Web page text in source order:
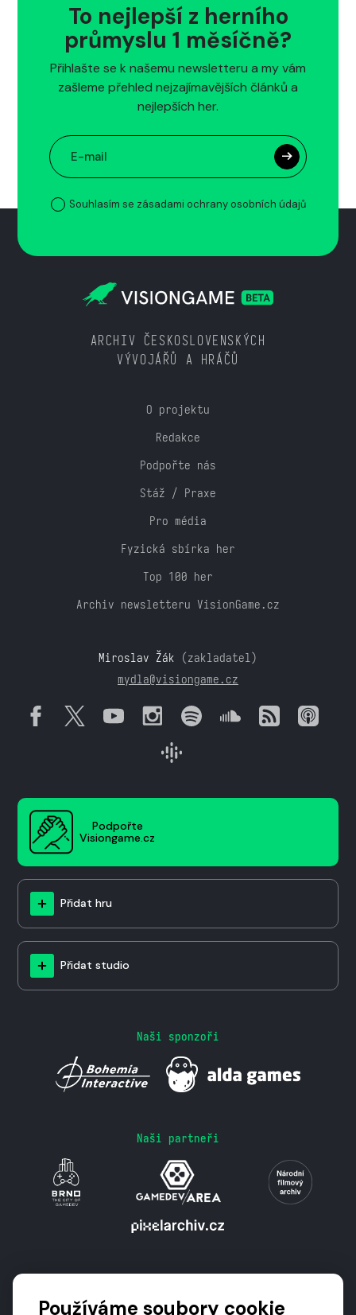
To nejlepší z herního
průmyslu 1 měsíčně?
Přihlašte se k našemu newsletteru a my vám
zašleme přehled nejzajímavějších článků a
nejlepších her.
Souhlasím se zásadami ochrany osobních údajů
ARCHIV ČESKOSLOVENSKÝCH
VÝVOJÁŘŮ A HRÁČŮ
O projektu
Redakce
Podpořte nás
Stáž / Praxe
Pro média
Fyzická sbírka her
Top 100 her
Archiv newsletteru VisionGame.cz
Miroslav Žák (zakladatel)
mydla@visiongame.cz
Podpořte
Visiongame.cz
Přidat hru
Přidat studio
Naši sponzoři
Naši partneři
Používáme soubory cookie